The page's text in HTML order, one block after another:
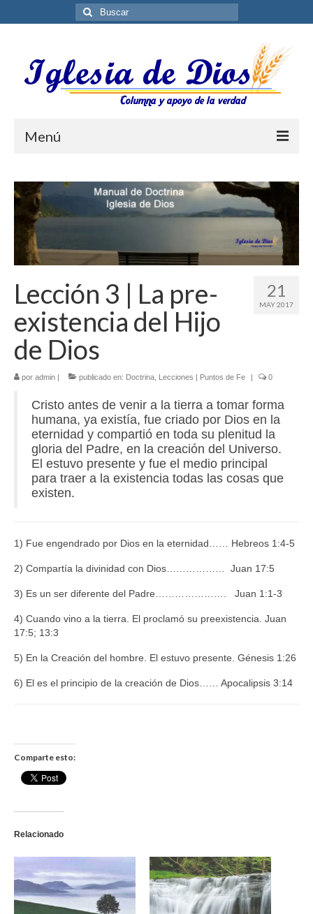
Buscar
por:
Menú
Biblioteca ES
Contáctenos
21
MAY 2017
Lección 3 | La pre-
existencia del Hijo
de Dios
por admin publicado en: Doctrina Lecciones | Puntos de Fe 0
Cristo antes de venir a la tierra a tomar forma
humana, ya existía, fue criado por Dios en la
eternidad y compartió en toda su plenitud la
gloria del Padre, en la creación del Universo.
El estuvo presente y fue el medio principal
para traer a la existencia todas las cosas que
existen.
1) Fue engendrado por Dios en la eternidad…… Hebreos 1:4-5
2) Compartía la divinidad con Dios……………… Juan 17:5
3) Es un ser diferente del Padre…………………. Juan 1:1-3
4) Cuando vino a la tierra. El proclamó su preexistencia. Juan
17:5; 13:3
5) En la Creación del hombre. El estuvo presente. Génesis 1:26
6) El es el principio de la creación de Dios…… Apocalipsis 3:14
Comparte esto:
Relacionado